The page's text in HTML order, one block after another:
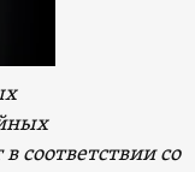
соответствии со